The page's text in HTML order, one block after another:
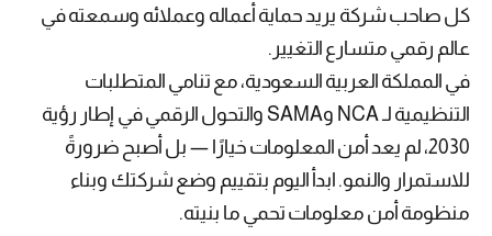
كل صاحب شركة يريد حماية أعماله وعملائه وسمعته في
عالم رقمي متسارع التغيير.
في المملكة العربية السعودية، مع تنامي المتطلبات
التنظيمية لـ NCA وSAMA والتحول الرقمي في إطار رؤية
2030، لم يعد أمن المعلومات خيارًا — بل أصبح ضرورةً
للاستمرار والنمو. ابدأ اليوم بتقييم وضع شركتك وبناء
منظومة أمن معلومات تحمي ما بنيته.